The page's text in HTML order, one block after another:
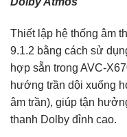
Thiết lập hệ thống âm
9.1.2 bằng cách sử
hợp sẵn trong AVC-
hướng trần dội xuống
âm trần), giúp tận
thanh Dolby đỉnh cao.